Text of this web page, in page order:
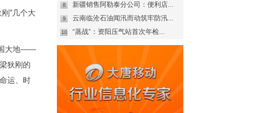
”几个大
国大地——
狄刚的
运、时
8 新疆销售阿勒泰分公司：便利店...
9 云南临沧石油闻汛而动筑牢防汛...
10 “蒸战”：资阳压气站首次年检...